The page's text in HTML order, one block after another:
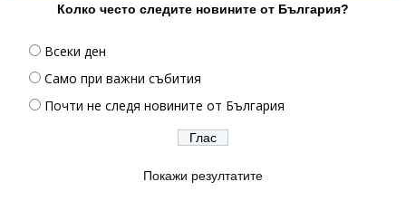
Колко често следите новините от България?
Всеки ден
Само при важни събития
Почти не следя новините от България
Покажи резултатите